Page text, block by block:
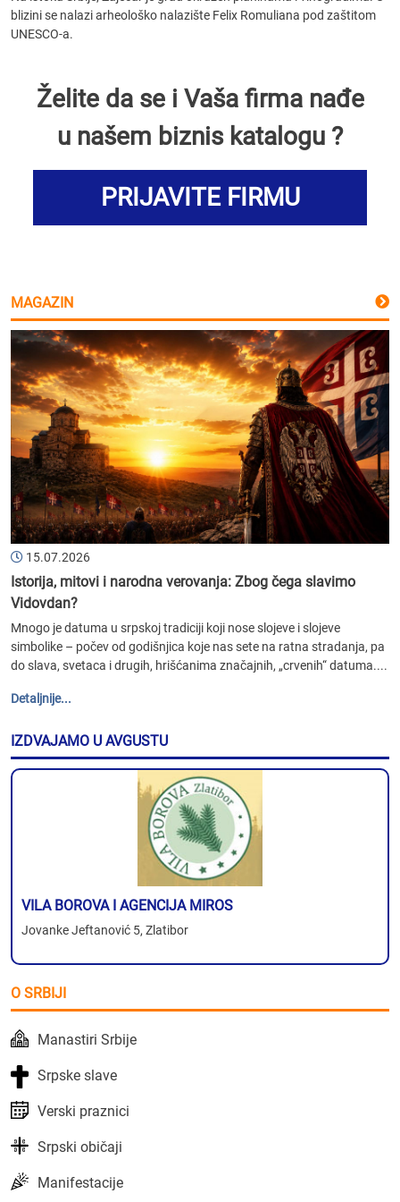
blizini se nalazi arheološko nalazište Felix Romuliana pod zaštitom
UNESCO-a.
Želite da se i Vaša firma nađe
u našem biznis katalogu ?
PRIJAVITE FIRMU
MAGAZIN
15.07.2026
Istorija, mitovi i narodna verovanja: Zbog čega slavimo
Vidovdan?
Mnogo je datuma u srpskoj tradiciji koji nose slojeve i slojeve
simbolike – počev od godišnjica koje nas sete na ratna stradanja, pa
do slava, svetaca i drugih, hrišćanima značajnih, „crvenih“ datuma....
Detaljnije...
IZDVAJAMO U AVGUSTU
VILA BOROVA I AGENCIJA MIROS
Jovanke Jeftanović 5, Zlatibor
O SRBIJI
Manastiri Srbije
Srpske slave
Verski praznici
Srpski običaji
Manifestacije